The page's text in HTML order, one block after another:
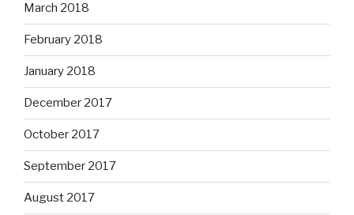
March 2018
February 2018
January 2018
December 2017
October 2017
September 2017
August 2017